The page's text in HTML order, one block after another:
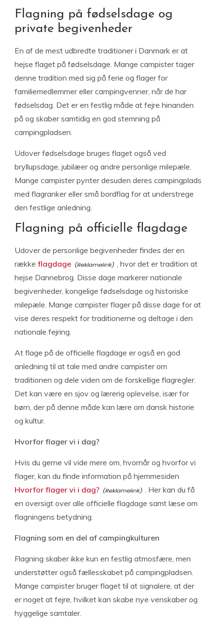
Flagning på fødselsdage og
private begivenheder
En af de mest udbredte traditioner i Danmark er at
hejse flaget på fødselsdage. Mange campister tager
denne tradition med sig på ferie og flager for
familiemedlemmer eller campingvenner, når de har
fødselsdag. Det er en festlig måde at fejre hinanden
på og skaber samtidig en god stemning på
campingpladsen.
Udover fødselsdage bruges flaget også ved
bryllupsdage, jubilæer og andre personlige milepæle.
Mange campister pynter desuden deres campingplads
med flagranker eller små bordflag for at understrege
den festlige anledning.
Flagning på officielle flagdage
Udover de personlige begivenheder findes der en
række flagdage
, hvor det er tradition at
hejse Dannebrog. Disse dage markerer nationale
begivenheder, kongelige fødselsdage og historiske
milepæle. Mange campister flager på disse dage for at
vise deres respekt for traditionerne og deltage i den
nationale fejring.
At flage på de officielle flagdage er også en god
anledning til at tale med andre campister om
traditionen og dele viden om de forskellige flagregler.
Det kan være en sjov og lærerig oplevelse, især for
børn, der på denne måde kan lære om dansk historie
og kultur.
Hvorfor flager vi i dag?
Hvis du gerne vil vide mere om, hvornår og hvorfor vi
flager, kan du finde information på hjemmesiden
Hvorfor flager vi i dag?
. Her kan du få
en oversigt over alle officielle flagdage samt læse om
flagningens betydning.
Flagning som en del af campingkulturen
Flagning skaber ikke kun en festlig atmosfære, men
understøtter også fællesskabet på campingpladsen.
Mange campister bruger flaget til at signalere, at der
er noget at fejre, hvilket kan skabe nye venskaber og
hyggelige samtaler.